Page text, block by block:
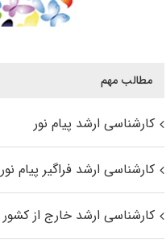
مطالب مهم
کارشناسی ارشد پیام نور
کارشناسی ارشد فراگیر پیام نور
کارشناسی ارشد خارج از کشور